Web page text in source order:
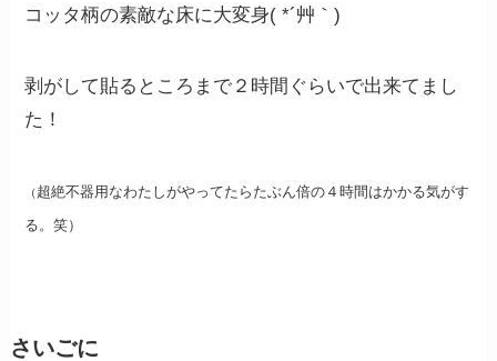
コッタ柄の素敵な床に大変身( *´艸｀)
剥がして貼るところまで２時間ぐらいで出来てまし
た！
（ 超絶不器用なわたしがやってたらたぶん倍の４時間はかかる気がす
る。笑）
さいごに